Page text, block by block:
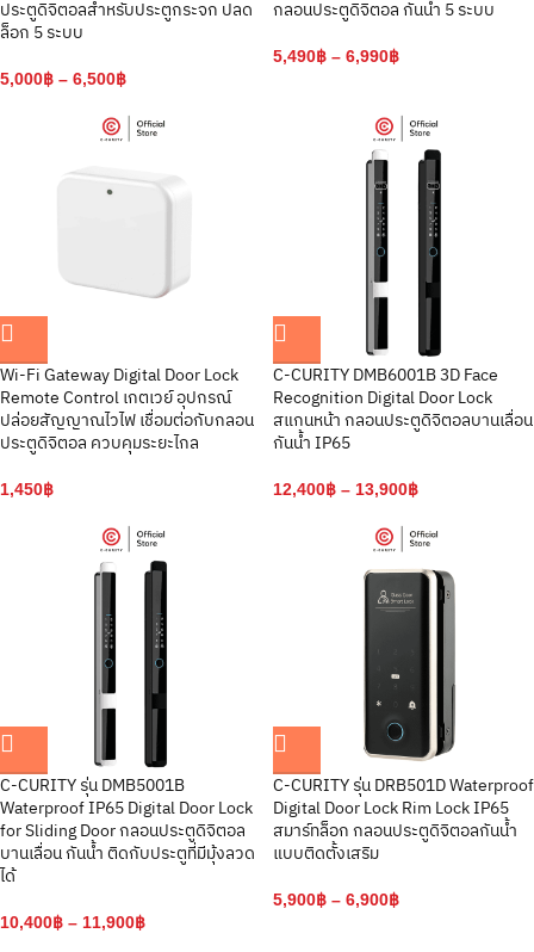
ประตูดิจิตอลสำหรับประตูกระจก ปลด
ล็อก 5 ระบบ
5,000฿ – 6,500฿
กลอนประตูดิจิตอล กันน้ำ 5 ระบบ
5,490฿ – 6,990฿
Wi-Fi Gateway Digital Door Lock
Remote Control เกตเวย์ อุปกรณ์
ปล่อยสัญญาณไวไฟ เชื่อมต่อกับกลอน
ประตูดิจิตอล ควบคุมระยะไกล
1,450฿
C-CURITY DMB6001B 3D Face
Recognition Digital Door Lock
สแกนหน้า กลอนประตูดิจิตอลบานเลื่อน
กันน้ำ IP65
12,400฿ – 13,900฿
C-CURITY รุ่น DMB5001B
Waterproof IP65 Digital Door Lock
for Sliding Door กลอนประตูดิจิตอล
บานเลื่อน กันน้ำ ติดกับประตูที่มีมุ้งลวด
ได้
10,400฿ – 11,900฿
C-CURITY รุ่น DRB501D Waterproof
Digital Door Lock Rim Lock IP65
สมาร์ทล็อก กลอนประตูดิจิตอลกันน้ำ
แบบติดตั้งเสริม
5,900฿ – 6,900฿